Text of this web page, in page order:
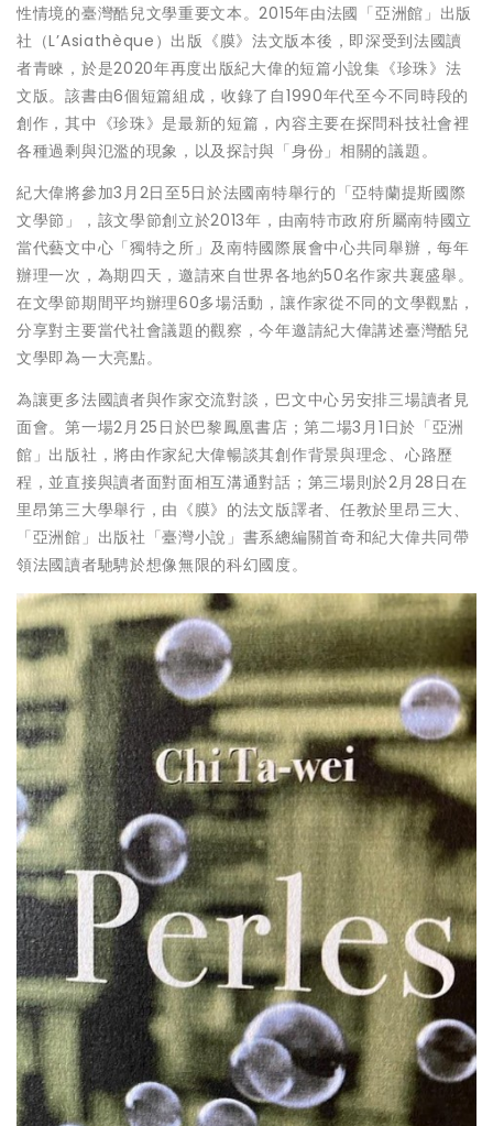
性情境的臺灣酷兒文學重要文本。2015年由法國「亞洲館」出版
社（L’Asiathèque）出版《膜》法文版本後，即深受到法國讀
者青睞，於是2020年再度出版紀大偉的短篇小說集《珍珠》法
文版。該書由6個短篇組成，收錄了自1990年代至今不同時段的
創作，其中《珍珠》是最新的短篇，內容主要在探問科技社會裡
各種過剩與氾濫的現象，以及探討與「身份」相關的議題。
紀大偉將參加3月2日至5日於法國南特舉行的「亞特蘭提斯國際
文學節」，該文學節創立於2013年，由南特市政府所屬南特國立
當代藝文中心「獨特之所」及南特國際展會中心共同舉辦，每年
辦理一次，為期四天，邀請來自世界各地約50名作家共襄盛舉。
在文學節期間平均辦理60多場活動，讓作家從不同的文學觀點，
分享對主要當代社會議題的觀察，今年邀請紀大偉講述臺灣酷兒
文學即為一大亮點。
為讓更多法國讀者與作家交流對談，巴文中心另安排三場讀者見
面會。第一場2月25日於巴黎鳳凰書店；第二場3月1日於「亞洲
館」出版社，將由作家紀大偉暢談其創作背景與理念、心路歷
程，並直接與讀者面對面相互溝通對話；第三場則於2月28日在
里昂第三大學舉行，由《膜》的法文版譯者、任教於里昂三大、
「亞洲館」出版社「臺灣小說」書系總編關首奇和紀大偉共同帶
領法國讀者馳騁於想像無限的科幻國度。